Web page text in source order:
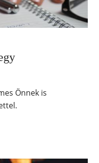
Önnek is